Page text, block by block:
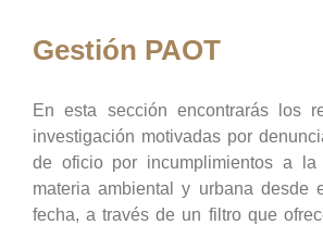
Gestión PAOT
En esta sección encontrarás los
investigación motivadas por
de oficio por incumplimientos a la
materia ambiental y urbana desde
fecha, a través de un filtro que